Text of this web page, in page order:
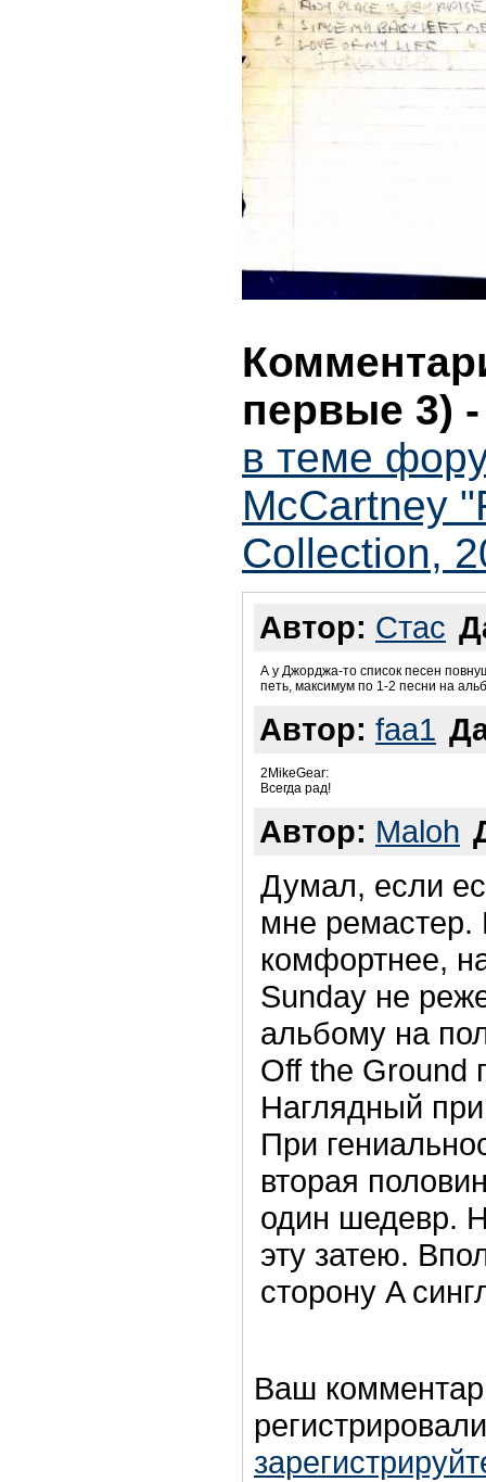
первые 3)
в теме
McCartney
Collection,
Автор: Стас
А у Джорджа-то список песен
петь, максимум по 1-2 песни на
Автор: faa1
2MikeGear:
Всегда рад!
Автор: Maloh
Думал, если
мне ремастер.
комфортнее,
Sunday не
альбому на
Off the Ground
Наглядный
При
вторая
один шедевр.
эту затею.
сторону A
Ваш